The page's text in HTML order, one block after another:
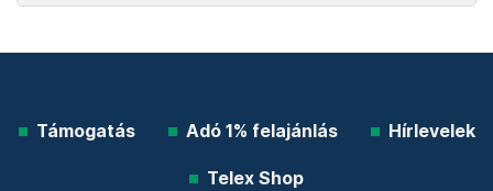
Támogatás Adó 1% felajánlás Hírlevelek
Telex Shop